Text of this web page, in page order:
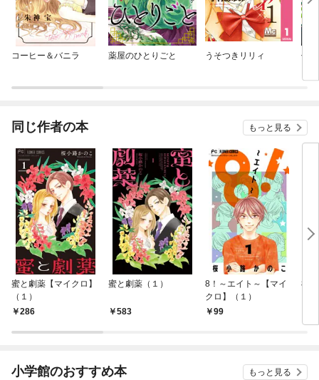
コーヒー＆バニラ 薬屋のひとりごと うそつきリリィ 傷
同じ作者の本 もっと見る
蜜と劇薬【マイクロ】
（１）
286
蜜と劇薬（１）
583
8！～エイト～【マイ
クロ】（１）
99
8！
小学館のおすすめ本 もっと見る